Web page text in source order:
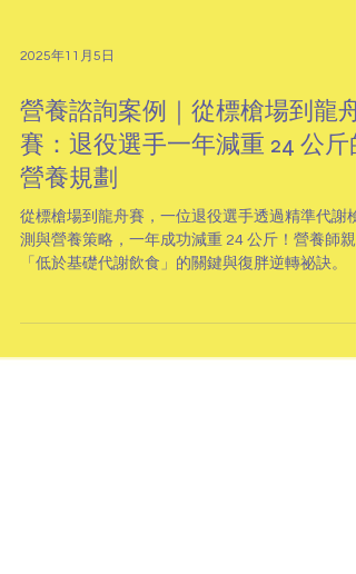
2025年11月5日
營養諮詢案例｜從標槍場到龍舟
賽：退役選手一年減重 24 公斤
營養規劃
「低於基礎代謝飲食」的關鍵與復胖逆轉祕訣。